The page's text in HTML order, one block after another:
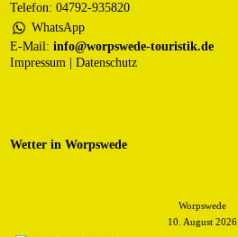
Telefon: 04792-935820
WhatsApp
E-Mail:info@worpswede-touristik.de
Impressum |Datenschutz
Wetter in Worpswede
Worpswede
10. August 2026